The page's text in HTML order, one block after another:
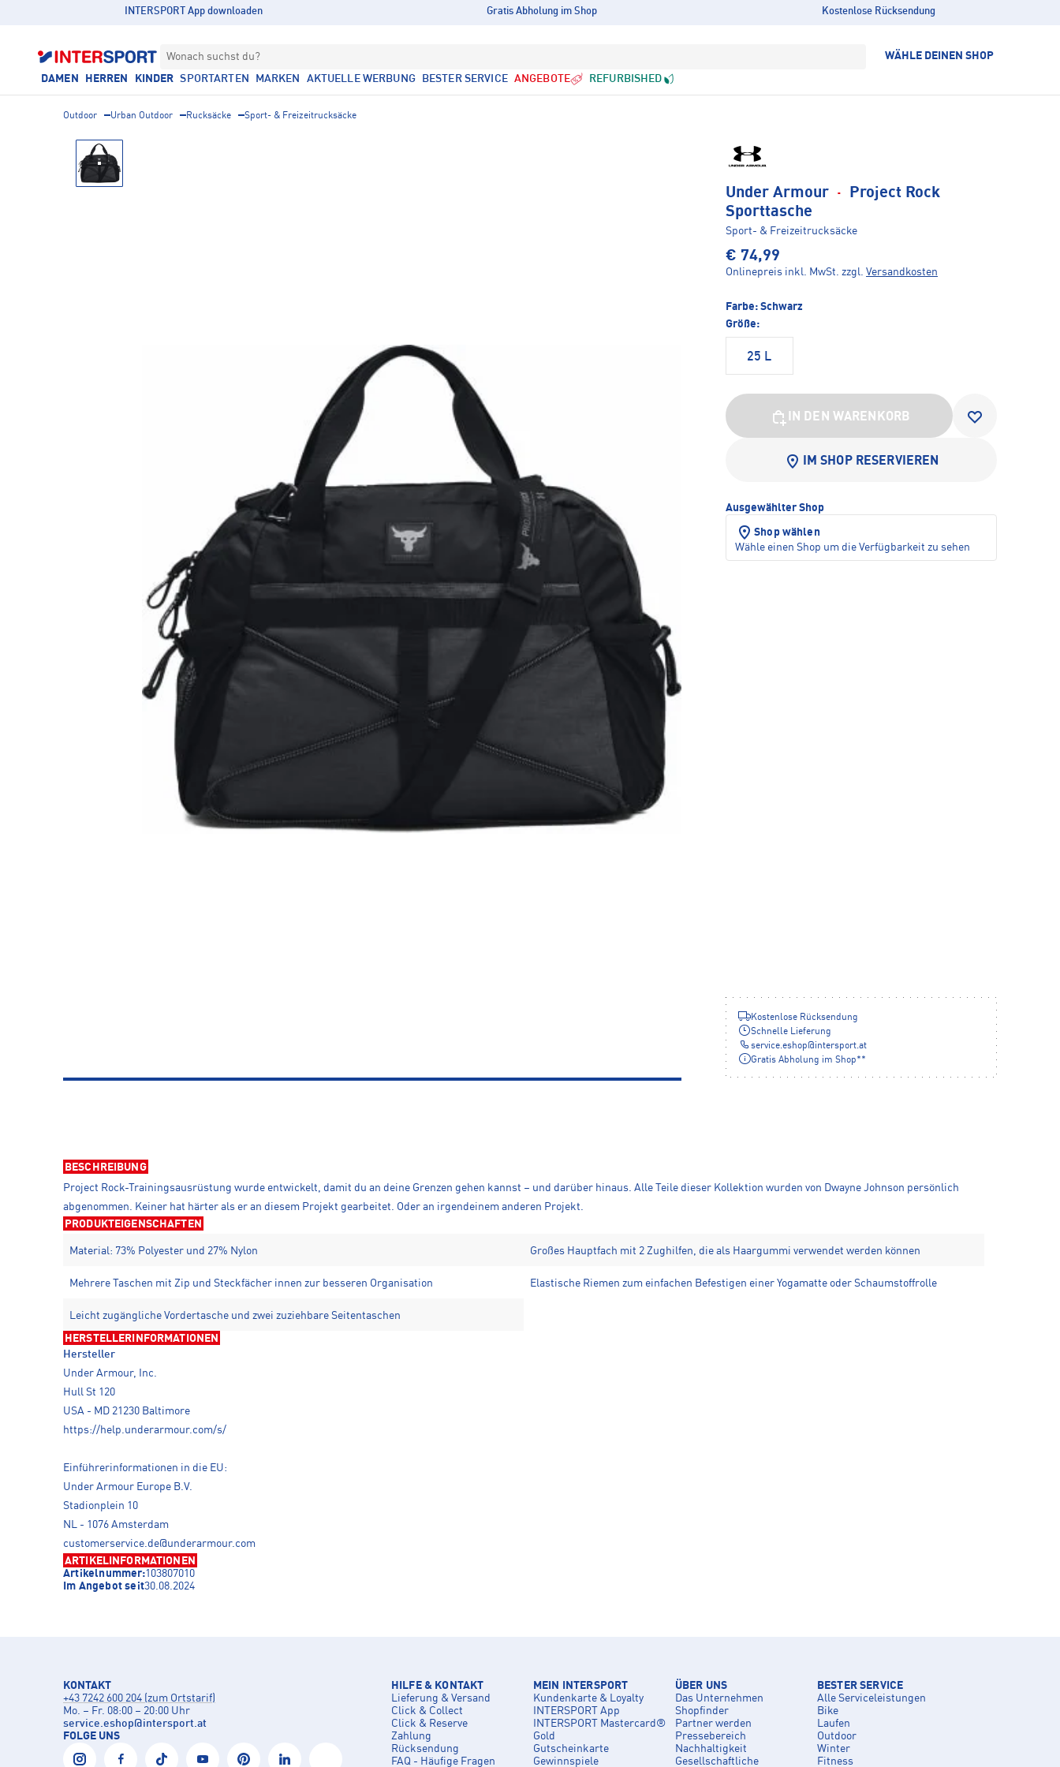
INTERSPORT App downloaden Gratis Abholung im Shop Kostenlose Rücksendung
Wonach suchst du? WÄHLE DEINEN SHOP
DAMEN HERREN KINDER SPORTARTEN MARKEN AKTUELLE WERBUNG BESTER SERVICE ANGEBOTE REFURBISHED
Outdoor Urban Outdoor Rucksäcke Sport- & Freizeitrucksäcke
Under Armour · Project Rock
Sporttasche
Sport- & Freizeitrucksäcke
€ 74,99
Onlinepreis inkl. MwSt. zzgl. Versandkosten
Farbe: Schwarz
Größe:
25 L
IN DEN WARENKORB
IM SHOP RESERVIEREN
Ausgewählter Shop
Shop wählen
Wähle einen Shop um die Verfügbarkeit zu sehen
Kostenlose Rücksendung
Schnelle Lieferung
service.eshop@intersport.at
Gratis Abholung im Shop**
BESCHREIBUNG
Project Rock-Trainingsausrüstung wurde entwickelt, damit du an deine Grenzen gehen kannst – und darüber hinaus. Alle Teile dieser Kollektion wurden von Dwayne Johnson persönlich
abgenommen. Keiner hat härter als er an diesem Projekt gearbeitet. Oder an irgendeinem anderen Projekt.
PRODUKTEIGENSCHAFTEN
Material: 73% Polyester und 27% Nylon Großes Hauptfach mit 2 Zughilfen, die als Haargummi verwendet werden können
Mehrere Taschen mit Zip und Steckfächer innen zur besseren Organisation Elastische Riemen zum einfachen Befestigen einer Yogamatte oder Schaumstoffrolle
Leicht zugängliche Vordertasche und zwei zuziehbare Seitentaschen
HERSTELLERINFORMATIONEN
Hersteller
Under Armour, Inc.
Hull St 120
USA - MD 21230 Baltimore
https://help.underarmour.com/s/
Einführerinformationen in die EU:
Under Armour Europe B.V.
Stadionplein 10
NL - 1076 Amsterdam
customerservice.de@underarmour.com
ARTIKELINFORMATIONEN
Artikelnummer:103807010
Im Angebot seit30.08.2024
KONTAKT
+43 7242 600 204 (zum Ortstarif)
Mo. – Fr. 08:00 – 20:00 Uhr
service.eshop@intersport.at
FOLGE UNS
HILFE & KONTAKT
Lieferung & Versand
Click & Collect
Click & Reserve
Zahlung
Rücksendung
FAQ - Häufige Fragen
MEIN INTERSPORT
Kundenkarte & Loyalty
INTERSPORT App
INTERSPORT Mastercard®
Gold
Gutscheinkarte
Gewinnspiele
ÜBER UNS
Das Unternehmen
Shopfinder
Partner werden
Pressebereich
Nachhaltigkeit
Gesellschaftliche
BESTER SERVICE
Alle Serviceleistungen
Bike
Laufen
Outdoor
Winter
Fitness